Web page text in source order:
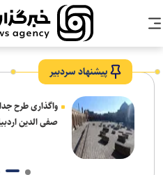
پیشنهاد سردبیر
واگذاری طرح
صفی الدین